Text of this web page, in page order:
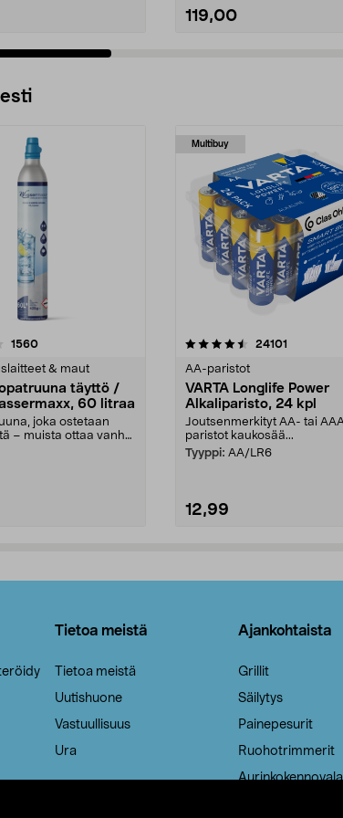
119,00
1560arvostelut
& maut
täyttö /
60 litraa
joka ostetaan
– muista ottaa vanha
Multibuy
4.5viidestä
24101
AA-paristot
VARTA Longlife Power
Alkaliparisto, 24 kpl
Joutsenmerkityt AA- tai
paristot kaukosää...
Tyyppi: AA/LR6
12,99
4.5viidestä
Tietoa meistä
Tietoa meistä
Uutishuone
Vastuullisuus
Ura
Ajankohtaista
Grillit
Säilytys
Painepesurit
Ruohotrimmerit